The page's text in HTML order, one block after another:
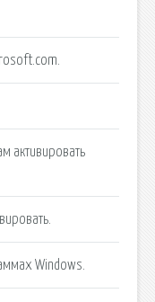
активировать
Windows.